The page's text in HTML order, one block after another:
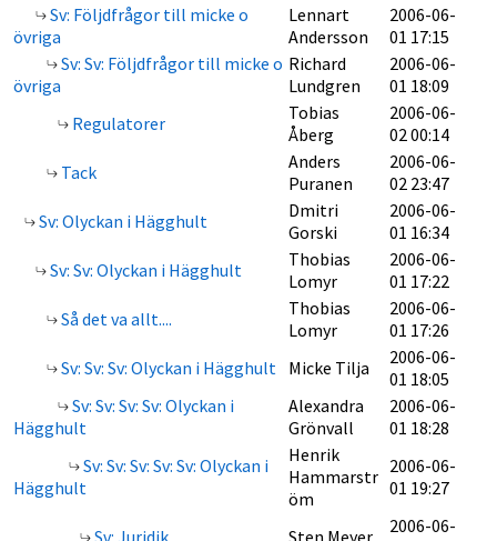
Sv: Följdfrågor till micke o
övriga
Lennart
Andersson
2006-06-
01 17:15
Sv: Sv: Följdfrågor till micke o
övriga
Richard
Lundgren
2006-06-
01 18:09
Regulatorer
Tobias
Åberg
2006-06-
02 00:14
Tack
Anders
Puranen
2006-06-
02 23:47
Sv: Olyckan i Hägghult
Dmitri
Gorski
2006-06-
01 16:34
Sv: Sv: Olyckan i Hägghult
Thobias
Lomyr
2006-06-
01 17:22
Så det va allt....
Thobias
Lomyr
2006-06-
01 17:26
Sv: Sv: Sv: Olyckan i Hägghult Micke Tilja
2006-06-
01 18:05
Sv: Sv: Sv: Sv: Olyckan i
Hägghult
Alexandra
Grönvall
2006-06-
01 18:28
Sv: Sv: Sv: Sv: Sv: Olyckan i
Hägghult
Henrik
Hammarstr
öm
2006-06-
01 19:27
Sv: Juridik Sten Meyer
2006-06-